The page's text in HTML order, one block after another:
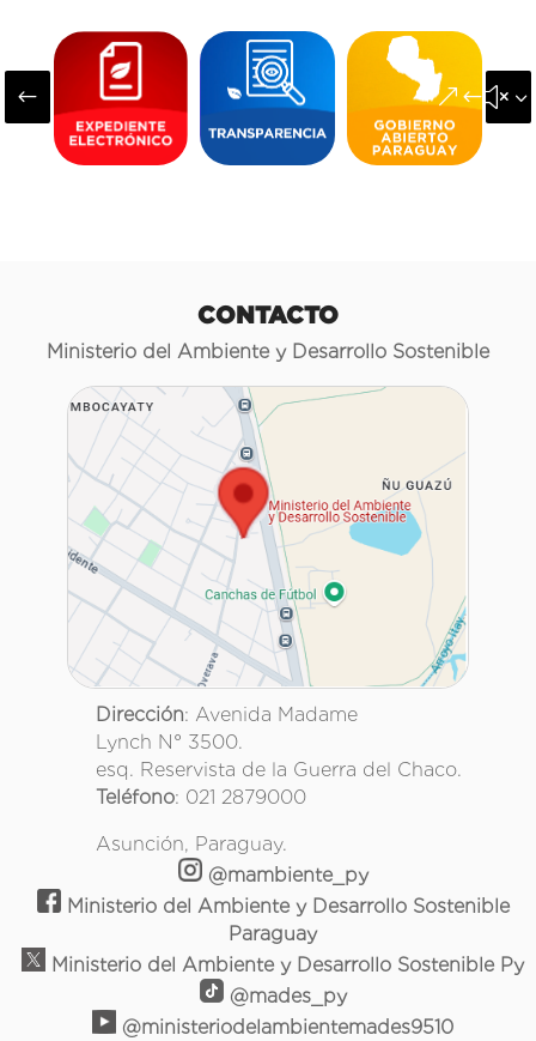
#
CONTACTO
Ministerio del Ambiente y Desarrollo Sostenible
Dirección: Avenida Madame
Lynch N° 3500.
esq. Reservista de la Guerra del Chaco.
Teléfono: 021 2879000
Asunción, Paraguay.
@mambiente_py
Ministerio del Ambiente y Desarrollo Sostenible
Paraguay
Ministerio del Ambiente y Desarrollo Sostenible Py
@mades_py
@ministeriodelambientemades9510